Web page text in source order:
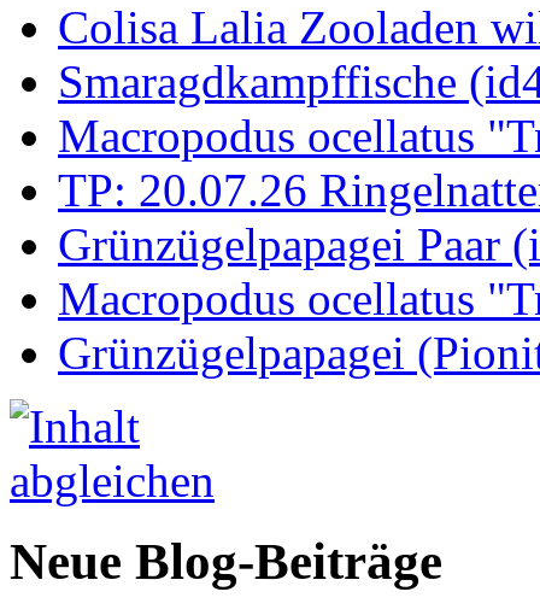
Colisa Lalia Zooladen
Smaragdkampffische
Macropodus ocellatus
TP: 20.07.26
Grünzügelpapagei Paar
Macropodus ocellatus
Grünzügelpapagei
Neue Blog-Beiträge